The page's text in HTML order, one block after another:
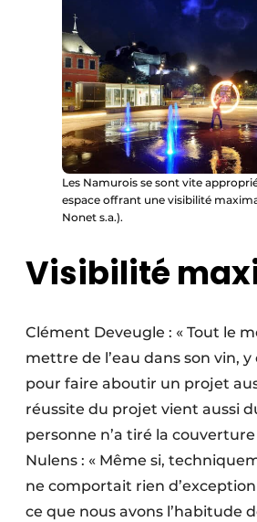
Les Namurois se sont vite
espace offrant une visibilité
Nonet s.a.).
Visibilité
Clément Deveugle : « Tout le
mettre de l’eau dans son vin, y
pour faire aboutir un projet
réussite du projet vient aussi
personne n’a tiré la couverture
Nulens : « Même si,
ne comportait rien
ce que nous avons l’habitude